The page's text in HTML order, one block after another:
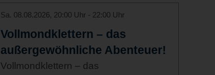
Sa. 08.08.2026, 20:00 Uhr - 22:00 Uhr
Vollmondklettern – das
außergewöhnliche Abenteuer!
Vollmondklettern – das